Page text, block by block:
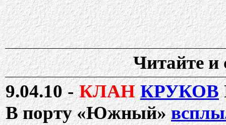
Читайте и
9.04.10 -КЛАН КРУКОВ
В порту «Южный»